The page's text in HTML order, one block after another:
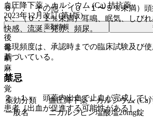
８）． その他：（０．１〜５％未満）頭
い、（０．１％未満）耳鳴、眠気、しび
快感、流涎、発赤、頻尿。
発現頻度は、承認時までの臨床試験及び
基づいている。
禁忌
２．１． 頭蓋内出血で止血が完成してい
患者［出血が促進する可能性がある］。
血圧降下薬 > カルシウム (Ca) 拮抗薬
2023年12月改訂(第1版)
薬剤情報
後
毒
劇
麻
向
覚
薬効分類
血圧降下薬 > カルシウム (Ca)
一般名
ニカルジピン塩酸塩20mg錠